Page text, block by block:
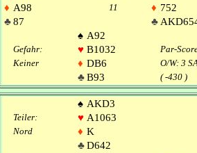
♦ A98 11 ♦ 752
♣87 ♣
♠ A92
Gefahr: ♥ B1032
Par-
Keiner
♦ DB6 O/W: 3
♣B93 ( -430 )
♠ AKD3
Teiler: ♥ A1063
Nord ♦ K
♣D642